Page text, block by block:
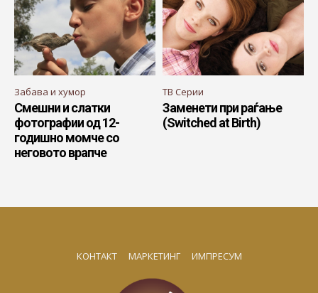
Забава и хумор
Смешни и слатки
фотографии од 12-
годишно момче со
неговото врапче
ТВ Серии
Заменети при раѓање
(Switched at Birth)
КОНТАКТ МАРКЕТИНГ ИМПРЕСУМ